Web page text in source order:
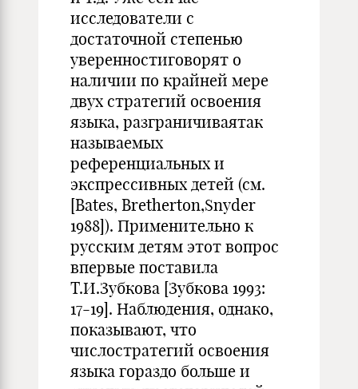
исследователи с
достаточной степенью
уверенностиговорят о
наличии по крайней мере
двух стратегий освоения
языка, разграничиваятак
называемых
референциальных и
экспрессивных детей (см.
[Bates, Bretherton,Snyder
1988]). Применительно к
русским детям этот вопрос
впервые поставила
Т.И.Зубкова [Зубкова 1993:
17-19]. Наблюдения, однако,
показывают, что
числостратегий освоения
языка гораздо больше и